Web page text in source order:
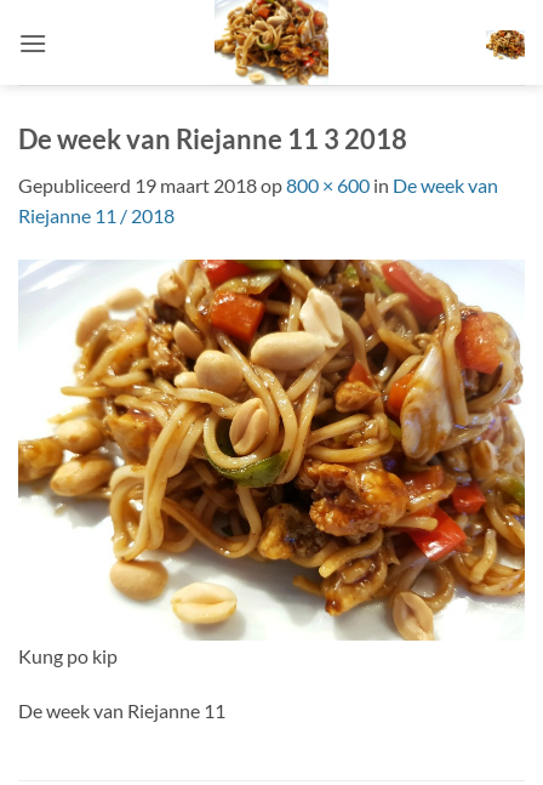
naar
De week van Riejanne 11 3 2018
Gepubliceerd 19 maart 2018op800 × 600 in De week van
Riejanne 11 / 2018
Kung po kip
De week van Riejanne 11